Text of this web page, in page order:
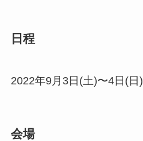
日程
2022年9月3日(土)〜4日(日)
会場